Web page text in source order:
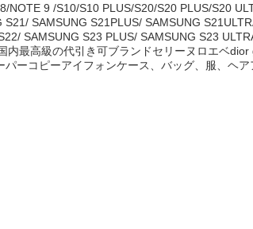
NOTE 9 /S10/S10 PLUS/S20/S20 PLUS/S20
SAMSUNG S21PLUS/ SAMSUNG
SAMSUNG S23 PLUS/ SAMSUNG S23
最高級の代引き可ブランドセリーヌロエベdior
ーコピーアイフォンケース、バッグ、服、ヘ